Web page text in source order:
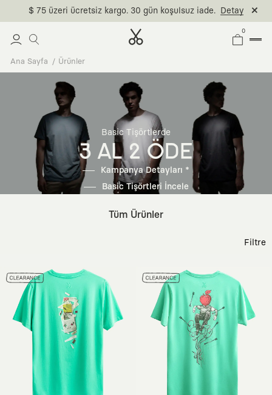
$ 75 üzeri ücretsiz kargo. 30 gün koşulsuz iade. Detay
0
Ana Sayfa Ürünler
Basic Tişörtlerde
3 AL 2 ÖDE
Kampanya Detayları *
Basic Tişörtleri İncele
Tüm Ürünler
Filtre